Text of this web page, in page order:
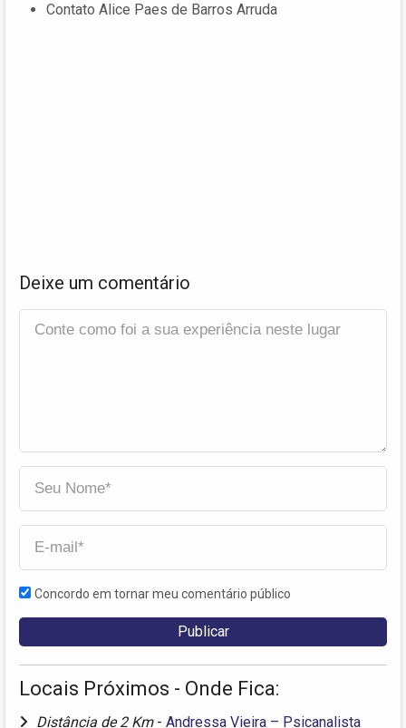
Contato Alice Paes de Barros Arruda
Deixe um comentário
Concordo em tornar meu comentário público
Locais Próximos - Onde Fica:
Distância de 2 Km - Andressa Vieira – Psicanalista